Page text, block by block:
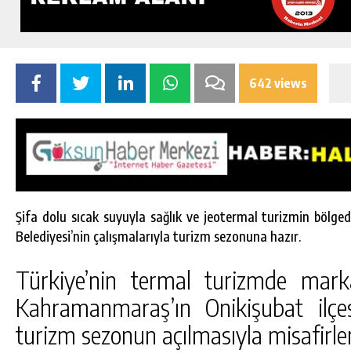
642 views
Şifa dolu sıcak suyuyla sağlık ve jeotermal turizmin
Belediyesi’nin çalışmalarıyla turizm sezonuna hazır.
Türkiye’nin termal turizmde
Kahramanmaraş’ın Onikişubat
turizm sezonun açılmasıyla